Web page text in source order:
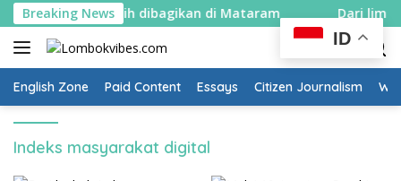
Skip
to
content
Breaking News
merah putih dibagikan di Mataram Dari limbah
English Zone Paid Content Essays Citizen Journalism
Indeks masyarakat digital
ID